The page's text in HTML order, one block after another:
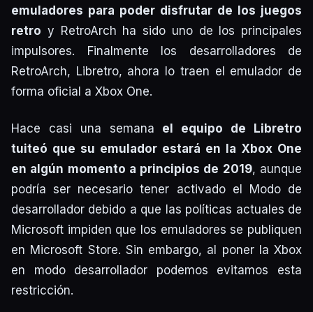
emuladores para poder disfrutar de los juegos
retro y RetroArch ha sido uno de los principales
impulsores. Finalmente los desarrolladores de
RetroArch, Libretro, ahora lo traen el emulador de
forma oficial a Xbox One.
Hace casi una semana el equipo de Libretro
tuiteó que su emulador estará en la Xbox One
en algún momento a principios de 2019, aunque
podría ser necesario tener activado el Modo de
desarrollador debido a que las políticas actuales de
Microsoft impiden que los emuladores se publiquen
en Microsoft Store. Sin embargo, al poner la Xbox
en modo desarrollador podemos evitamos esta
restricción.